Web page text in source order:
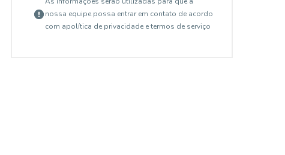
nossa equipe possa entrar em contato de acordo
com apolítica de privacidade e termos de serviço